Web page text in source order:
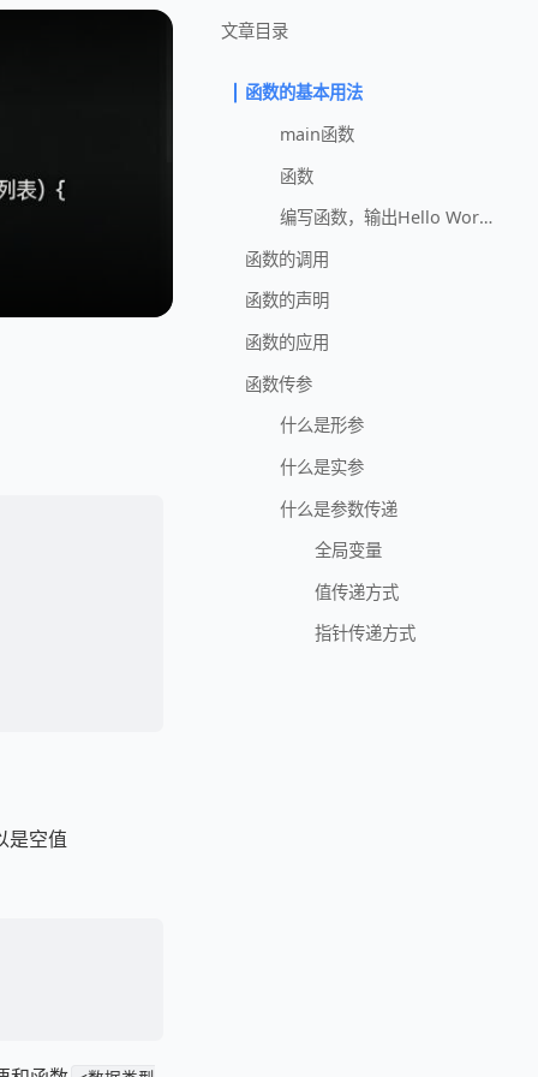
是空值
文章目录
函数的基本用法
main函数
函数
编写函数，输出Hello World
函数的调用
函数的声明
函数的应用
函数传参
什么是形参
什么是实参
什么是参数传递
全局变量
值传递方式
指针传递方式